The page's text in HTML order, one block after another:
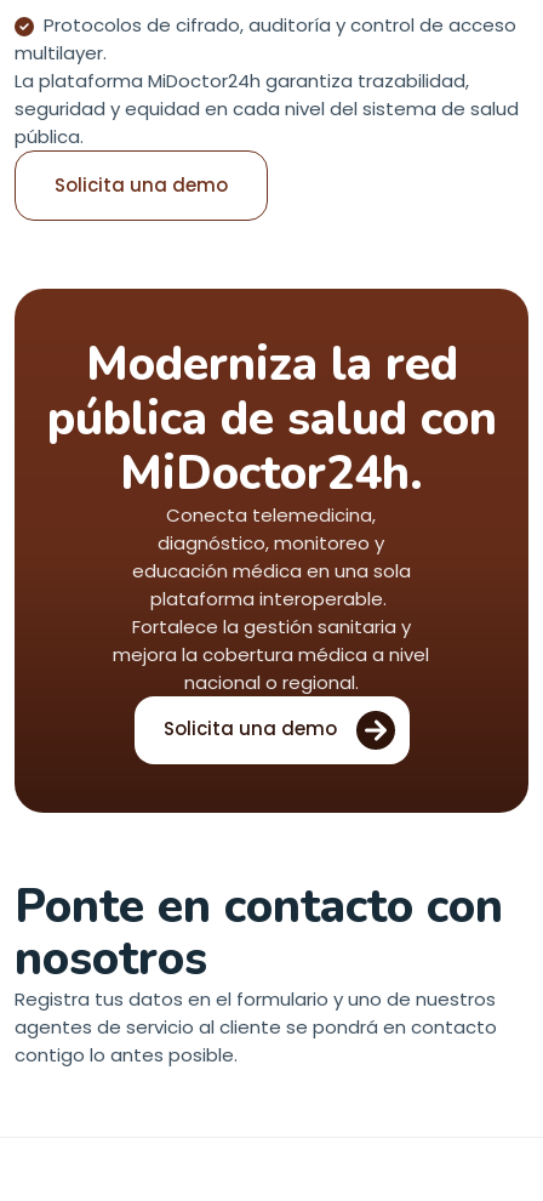
Protocolos de cifrado, auditoría y control de acceso
multilayer.
La plataforma MiDoctor24h garantiza trazabilidad,
seguridad y equidad en cada nivel del sistema de salud
pública.
Solicita una demo
Moderniza la red
pública de salud con
MiDoctor24h.
Conecta telemedicina,
diagnóstico, monitoreo y
educación médica en una sola
plataforma interoperable.
Fortalece la gestión sanitaria y
mejora la cobertura médica a nivel
nacional o regional.
Solicita una demo
Ponte en contacto con
nosotros
Registra tus datos en el formulario y uno de nuestros
agentes de servicio al cliente se pondrá en contacto
contigo lo antes posible.